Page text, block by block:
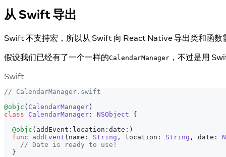
从 Swift 导出
Swift 不支持宏，所以从 Swift 向 React Native 导出类和函
假设我们已经有了一个一样的CalendarManager ，不过是用
Swift
// CalendarManager.swift
@objc ( CalendarManager )
class
CalendarManager : NSObject
{
@objc ( addEvent : location : date : )
func
addEvent ( name : String , location : String , date :
// Date is ready to use!
}